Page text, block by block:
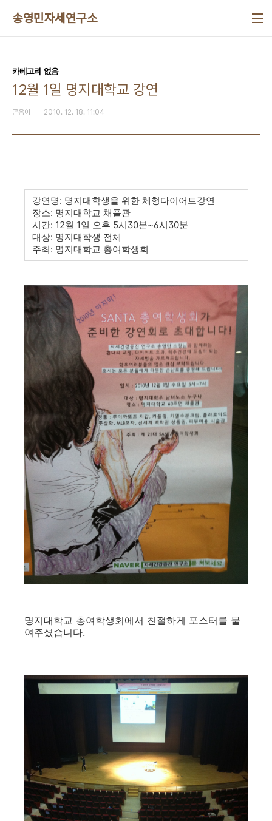
송영민자세연구소
카테고리 없음
12월 1일 명지대학교 강연
곧음이 2010. 12. 18. 11:04
강연명: 명지대학생을 위한 체형다이어트강연
장소: 명지대학교 채플관
시간: 12월 1일 오후 5시30분~6시30분
대상: 명지대학생 전체
주최: 명지대학교 총여학생회
명지대학교 총여학생회에서 친절하게 포스터를 붙
여주셨습니다.